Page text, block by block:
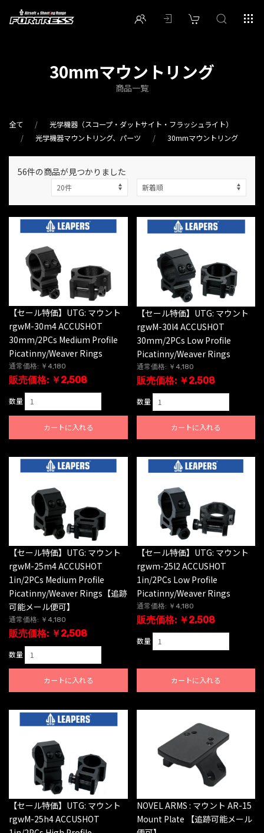
30mmマウントリング
商品一覧
全て
光学機器（スコープ・ダットサイト・フラッシュライト）
光学機器マウントリング、パーツ
30mmマウントリング
56件の商品が見つかりました
【セール特価】UTG: マウント
rgwM-30m4 ACCUSHOT
30mm/2PCs Medium Profile
Picatinny/Weaver Rings
通常価格: ￥4,180
販売価格: ￥2,508
数量
カートに入れる
【セール特価】UTG: マウント
rgwM-30l4 ACCUSHOT
30mm/2PCs Low Profile
Picatinny/Weaver Rings
通常価格: ￥4,180
販売価格: ￥2,508
数量
カートに入れる
【セール特価】UTG: マウント
rgwM-25m4 ACCUSHOT
1in/2PCs Medium Profile
Picatinny/Weaver Rings【追跡
可能メール便可】
通常価格: ￥4,180
販売価格: ￥2,508
数量
カートに入れる
【セール特価】UTG: マウント
rgwm-25l2 ACCUSHOT
1in/2PCs Low Profile
Picatinny/Weaver Rings
通常価格: ￥4,180
販売価格: ￥2,508
数量
カートに入れる
【セール特価】UTG: マウント
rgwM-25h4 ACCUSHOT
NOVEL ARMS : マウント AR-15
Mount Plate 【追跡可能メール